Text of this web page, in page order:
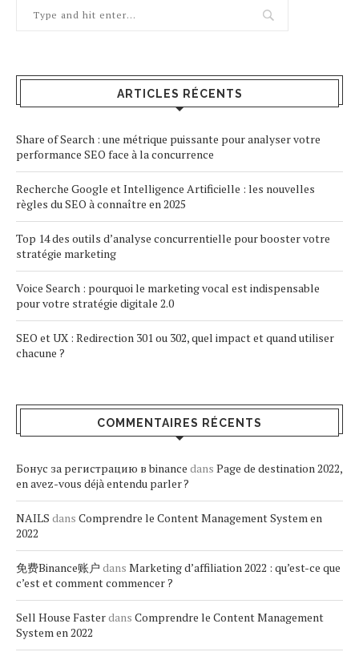
ARTICLES RÉCENTS
Share of Search : une métrique puissante pour analyser votre
performance SEO face à la concurrence
Recherche Google et Intelligence Artificielle : les nouvelles
règles du SEO à connaître en 2025
Top 14 des outils d’analyse concurrentielle pour booster votre
stratégie marketing
Voice Search : pourquoi le marketing vocal est indispensable
pour votre stratégie digitale 2.0
SEO et UX : Redirection 301 ou 302, quel impact et quand utiliser
chacune ?
COMMENTAIRES RÉCENTS
Бонус за регистрацию в binance dans Page de destination 2022,
en avez-vous déjà entendu parler ?
NAILS dans Comprendre le Content Management System en
2022
免费Binance账户 dans Marketing d’affiliation 2022 : qu’est-ce que
c’est et comment commencer ?
Sell House Fasterdans Comprendre le Content Management
System en 2022